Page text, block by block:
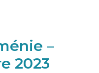
–
2023